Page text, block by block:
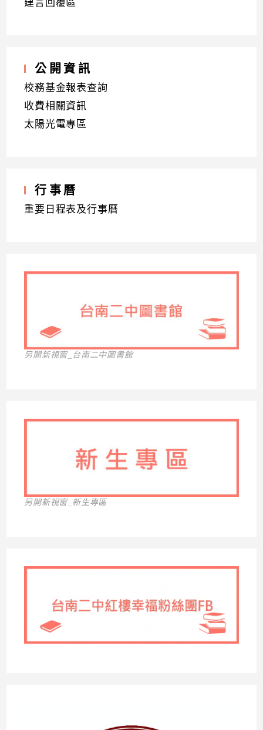
建言回覆區
公開資訊
校務基金報表查詢
收費相關資訊
太陽光電專區
行事曆
重要日程表及行事曆
另開新視窗_台南二中圖書館
另開新視窗_新生專區